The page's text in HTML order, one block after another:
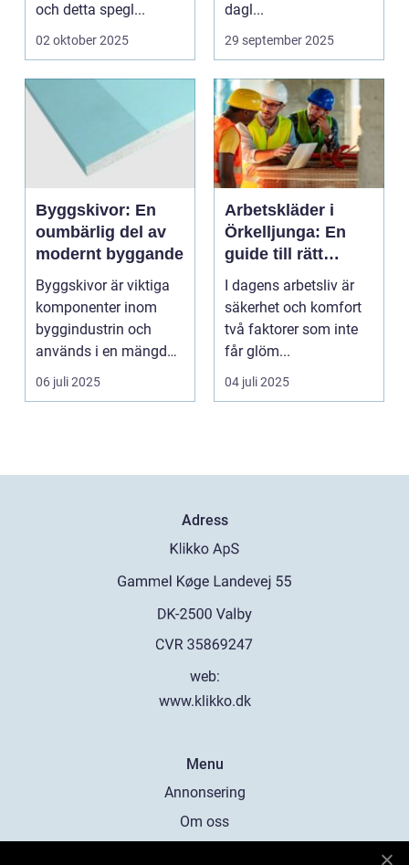
och detta spegl...
02 oktober 2025
dagl...
29 september 2025
Byggskivor: En
oumbärlig del av
modernt byggande
Byggskivor är viktiga
komponenter inom
byggindustrin och
används i en mängd
olika kon...
06 juli 2025
Arbetskläder i
Örkelljunga: En
guide till rätt
skydd och
bekvämlighet på
jobbet
I dagens arbetsliv är
säkerhet och komfort
två faktorer som inte
får glöm...
04 juli 2025
Adress
web:
www.klikko.dk
Menu
Annonsering
Om oss